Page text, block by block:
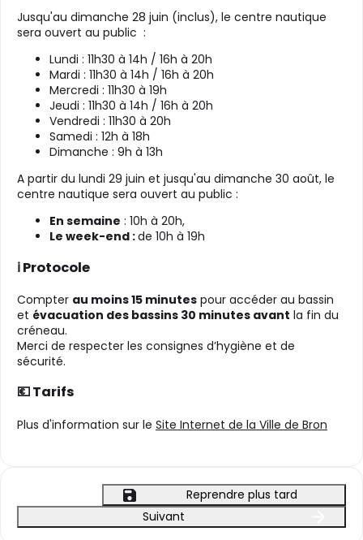
Jusqu'au dimanche 28 juin (inclus), le centre nautique
sera ouvert au public :
Lundi : 11h30 à 14h / 16h à 20h
Mardi : 11h30 à 14h / 16h à 20h
Mercredi : 11h30 à 19h
Jeudi : 11h30 à 14h / 16h à 20h
Vendredi : 11h30 à 20h
Samedi : 12h à 18h
Dimanche : 9h à 13h
A partir du lundi 29 juin et jusqu'au dimanche 30 août, le
centre nautique sera ouvert au public :
En semaine : 10h à 20h,
Le week-end :de 10h à 19h
ℹ️ Protocole
Compter au moins 15 minutes pour accéder au bassin
et évacuation des bassins 30 minutes avant la fin du
créneau.
Merci de respecter les consignes d’hygiène et de
sécurité.
💶 Tarifs
Plus d'information sur le Site Internet de la Ville de Bron
Suivant
Reprendre plus tard